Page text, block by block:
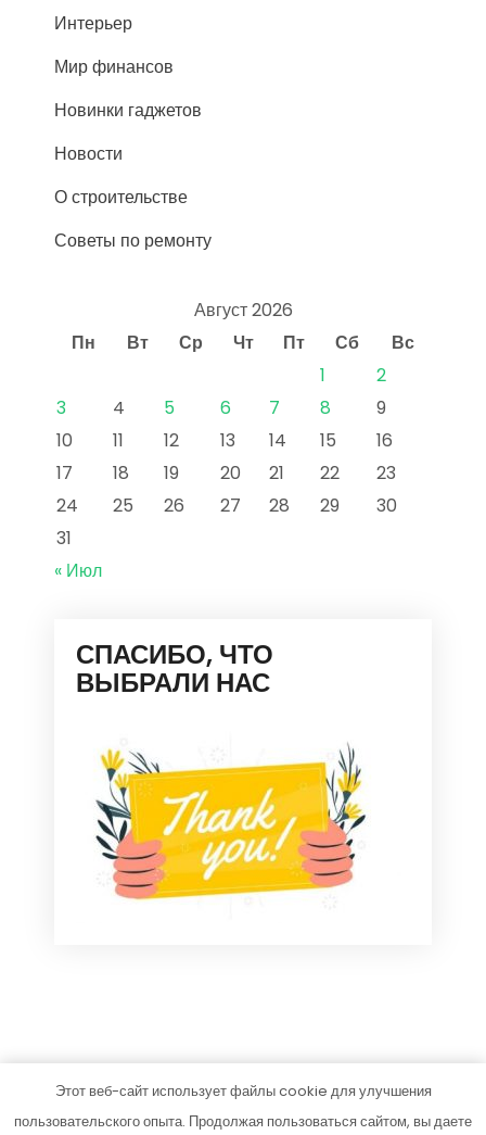
Интерьер
Мир финансов
Новинки гаджетов
Новости
О строительстве
Советы по ремонту
Август 2026
Пн
Вт Ср Чт Пт Сб
Вс
1
2
3
4 5 6 7 8
9
10
11 12 13 14 15
16
17
18 19 20 21 22
23
24
25 26 27 28 29
30
31
« Июл
СПАСИБО, ЧТО
ВЫБРАЛИ НАС
mjdom.ru
Этот веб-сайт использует файлы cookie для улучшения
пользовательского опыта. Продолжая пользоваться сайтом, вы даете